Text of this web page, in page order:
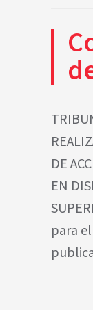
DE
EN
para